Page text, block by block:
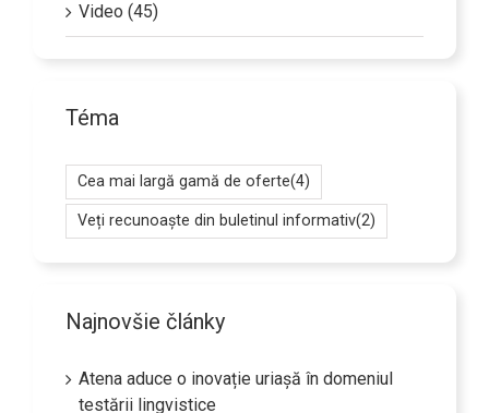
Video (45)
Téma
Cea mai largă gamă de oferte(4)
Veți recunoaște din buletinul informativ(2)
Najnovšie články
Atena aduce o inovație uriașă în domeniul
testării lingvistice